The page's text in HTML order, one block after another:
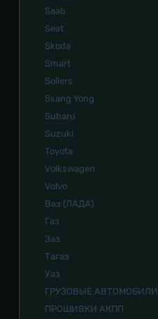
Saab
Seat
Skoda
Smart
Sollers
Ssang Yong
Subaru
Suzuki
Toyota
Volkswagen
Volvo
Ваз (ЛАДА)
Газ
Заз
Тагаз
Уаз
ГРУЗОВЫЕ АВТОМОБИЛИ
ПРОШИВКИ АКПП